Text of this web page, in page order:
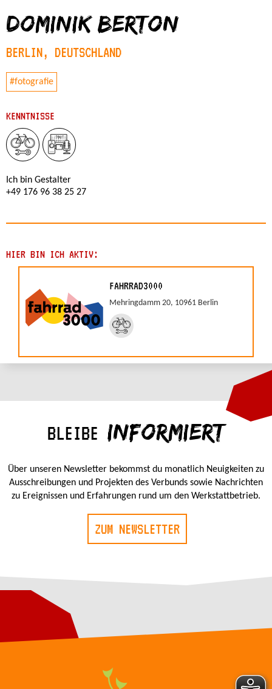
Dominik Berton
BERLIN, DEUTSCHLAND
#fotografie
KENNTNISSE
Ich bin Gestalter
+49 176 96 38 25 27
HIER BIN ICH AKTIV:
FAHRRAD3000
Mehringdamm 20, 10961 Berlin
BLEIBE INFORMIERT
Über unseren Newsletter bekommst du monatlich Neuigkeiten zu
Ausschreibungen und Projekten des Verbunds sowie Nachrichten
zu Ereignissen und Erfahrungen rund um den Werkstattbetrieb.
ZUM NEWSLETTER